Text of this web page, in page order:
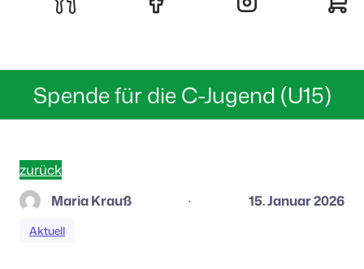
Spende für die C-Jugend (U15)
zurück
Maria Krauß
· 15. Januar 2026
Aktuell